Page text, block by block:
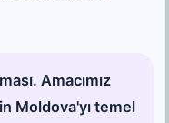
Amacımız
Moldova'yı temel